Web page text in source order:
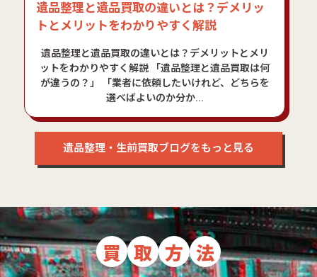
遺品整理と遺品買取の違いとは？デメリッ
トとメリットをわかりやすく解説
遺品整理と遺品買取の違いとは？デメリットとメリ
ットをわかりやすく解説 「遺品整理と遺品買取は何
が違うの？」 「業者に依頼したいけれど、どちらを
選べばよいのか分か...
遺品整理・生前買取ブログをもっと見る
買 取 方 法